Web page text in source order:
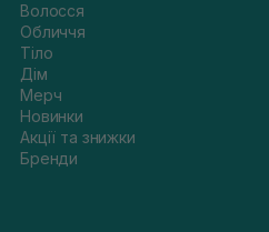
Волосся
Обличчя
Тіло
Дім
Мерч
Новинки
Акції та знижки
Бренди